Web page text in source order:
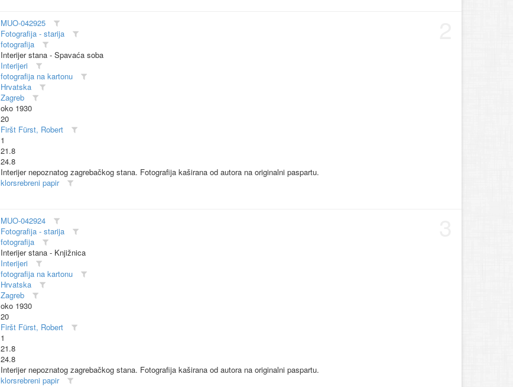
MUO-042925
Fotografija - starija
fotografija
Interijer stana - Spavaća soba
Interijeri
fotografija na kartonu
Hrvatska
Zagreb
oko 1930
20
Firšt Fürst, Robert
1
21.8
24.8
Interijer nepoznatog zagrebačkog stana. Fotografija kaširana od autora na originalni paspartu.
klorsrebreni papir
MUO-042924
Fotografija - starija
fotografija
Interijer stana - Knjižnica
Interijeri
fotografija na kartonu
Hrvatska
Zagreb
oko 1930
20
Firšt Fürst, Robert
1
21.8
24.8
Interijer nepoznatog zagrebačkog stana. Fotografija kaširana od autora na originalni paspartu.
klorsrebreni papir